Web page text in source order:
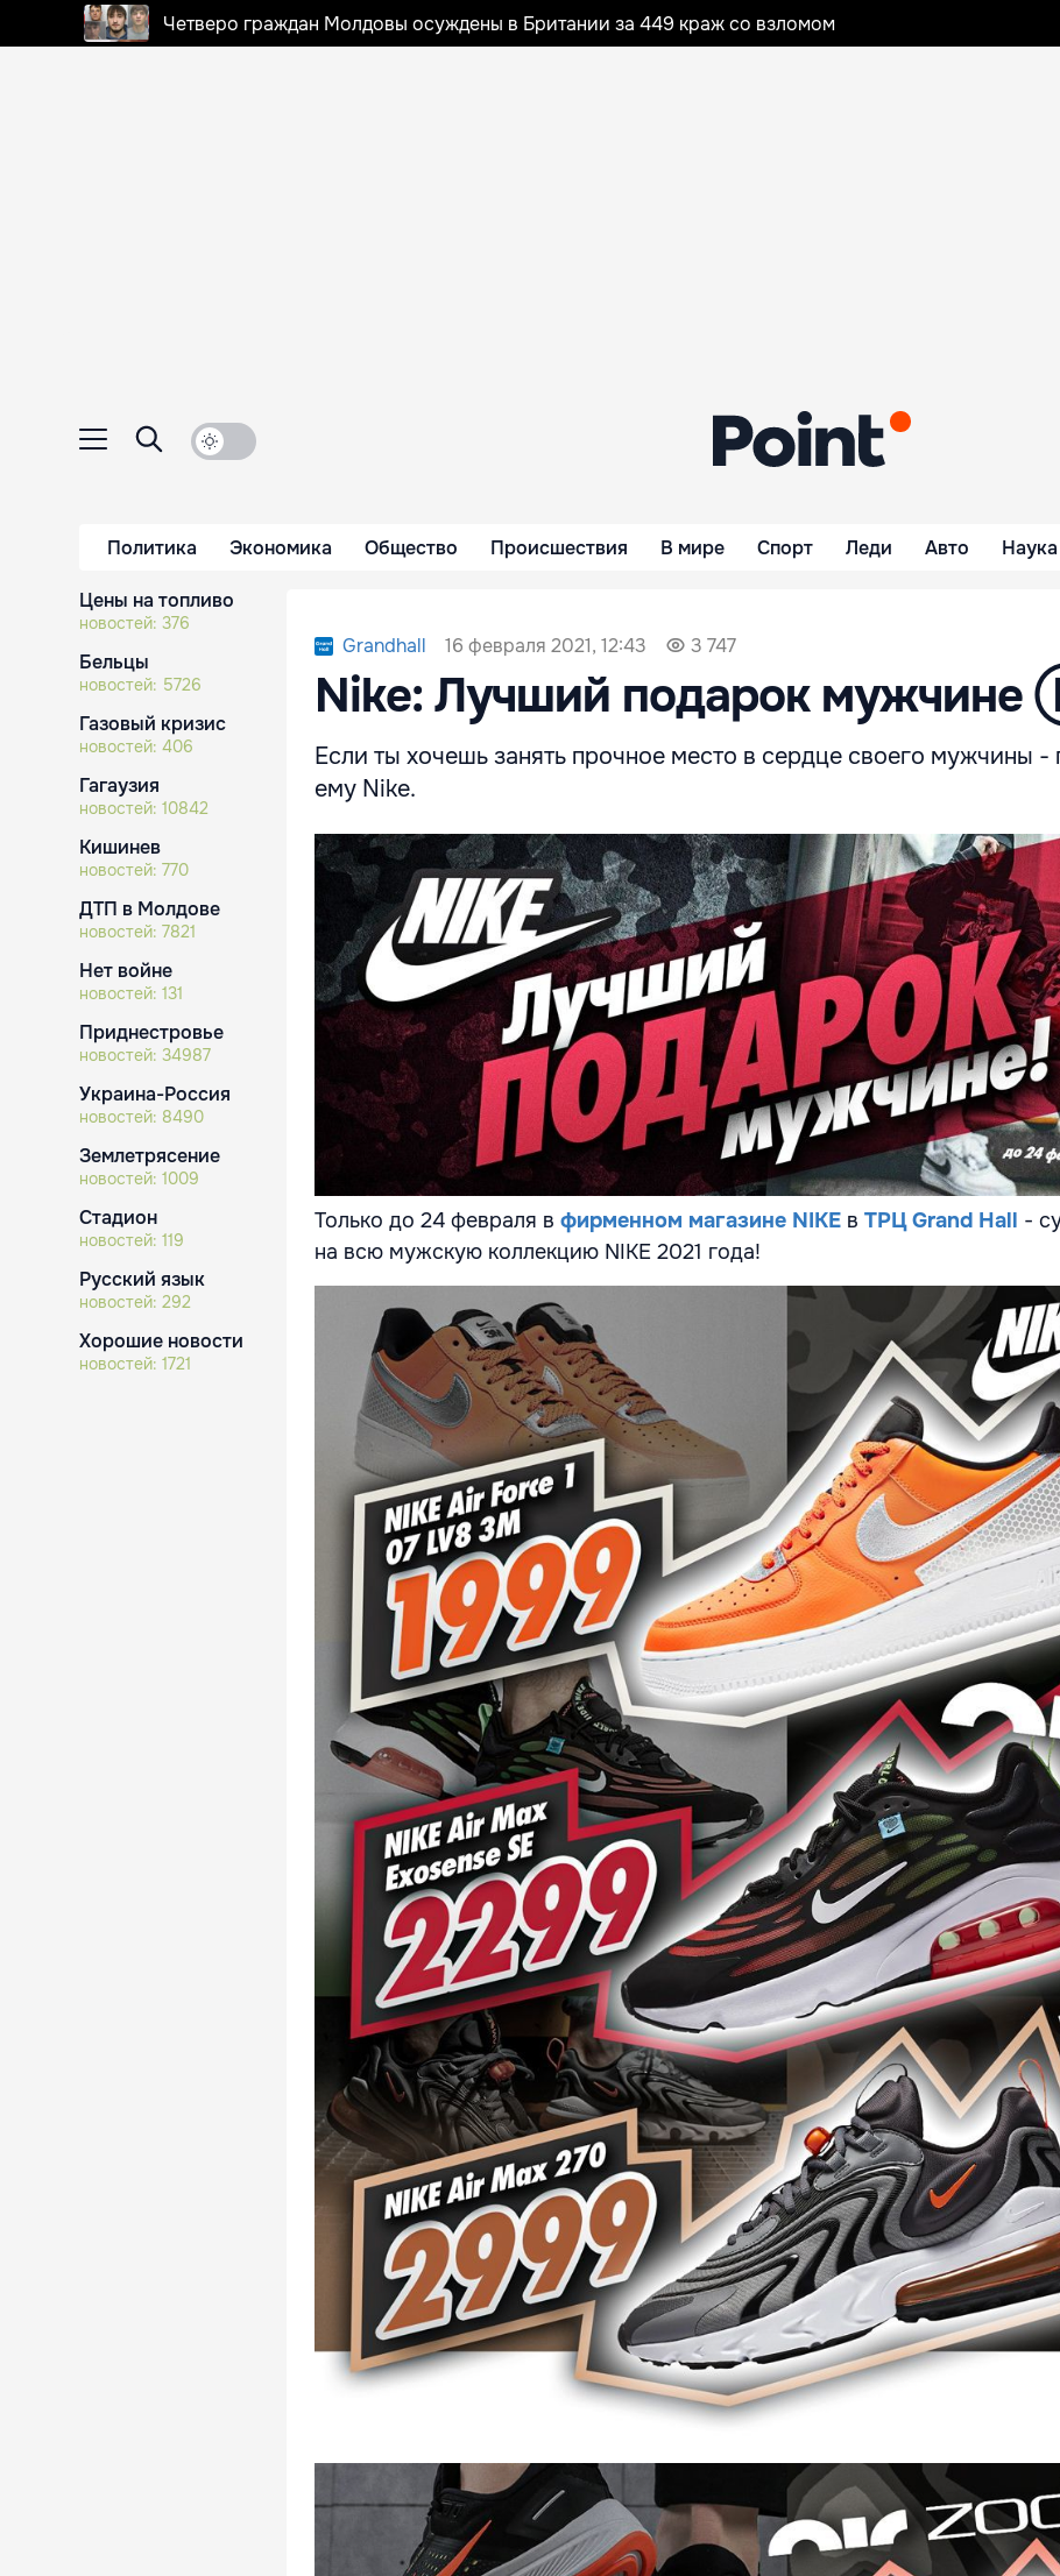
Четверо граждан Молдовы осуждены в Британии за 449 краж со взломом
Политика Экономика Общество Происшествия В мире Спорт Леди Авто Наука
Цены на топливо
новостей: 376
Бельцы
новостей: 5726
Газовый кризис
новостей: 406
Гагаузия
новостей: 10842
Кишинев
новостей: 770
ДТП в Молдове
новостей: 7821
Нет войне
новостей: 131
Приднестровье
новостей: 34987
Украина-Россия
новостей: 8490
Землетрясение
новостей: 1009
Стадион
новостей: 119
Русский язык
новостей: 292
Хорошие новости
новостей: 1721
Grandhall 16 февраля 2021, 12:43 3 747
Nike: Лучший подарок
Если ты хочешь занять прочное место в сердце своего мужчины -
ему Nike.
Только до 24 февраля в фирменном магазине NIKE в ТРЦ Grand Hall -
на всю мужскую коллекцию NIKE 2021 года!